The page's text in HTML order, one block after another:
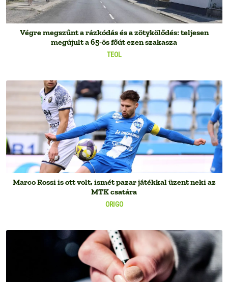
TEOL
Végre megszűnt a rázkódás és a zötykölődés: teljesen
megújult a 65-ös főút ezen szakasza
ORIGO
Marco Rossi is ott volt, ismét pazar játékkal üzent neki az
MTK csatára